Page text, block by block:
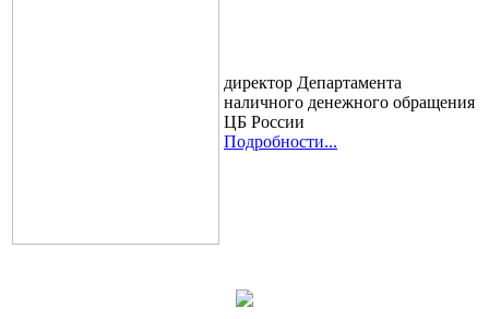
директор Департамента
наличного денежного обращения
ЦБ России
Подробности...